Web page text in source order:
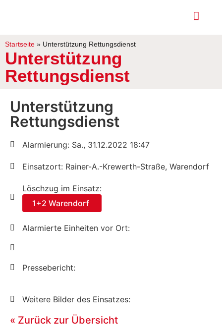
Startseite » Unterstützung Rettungsdienst
Unterstützung
Rettungsdienst
Unterstützung
Rettungsdienst
Alarmierung: Sa., 31.12.2022 18:47
Einsatzort: Rainer-A.-Krewerth-Straße, Warendorf
Löschzug im Einsatz:
1+2 Warendorf
Alarmierte Einheiten vor Ort:
Pressebericht:
Weitere Bilder des Einsatzes:
« Zurück zur Übersicht